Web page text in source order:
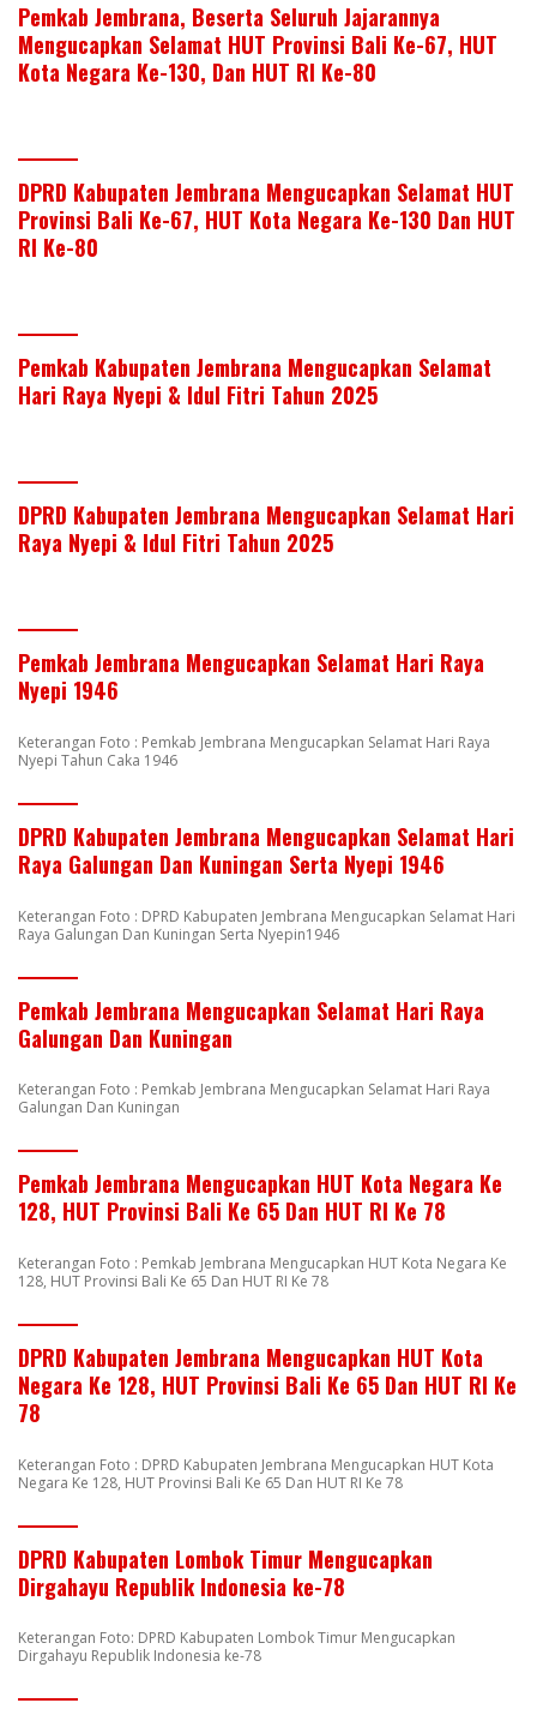
Pemkab Jembrana, Beserta Seluruh Jajarannya
Mengucapkan Selamat HUT Provinsi Bali Ke-67, HUT
Kota Negara Ke-130, Dan HUT RI Ke-80
DPRD Kabupaten Jembrana Mengucapkan Selamat HUT
Provinsi Bali Ke-67, HUT Kota Negara Ke-130 Dan HUT
RI Ke-80
Pemkab Kabupaten Jembrana Mengucapkan Selamat
Hari Raya Nyepi & Idul Fitri Tahun 2025
DPRD Kabupaten Jembrana Mengucapkan Selamat Hari
Raya Nyepi & Idul Fitri Tahun 2025
Pemkab Jembrana Mengucapkan Selamat Hari Raya
Nyepi 1946
Keterangan Foto : Pemkab Jembrana Mengucapkan Selamat Hari Raya
Nyepi Tahun Caka 1946
DPRD Kabupaten Jembrana Mengucapkan Selamat Hari
Raya Galungan Dan Kuningan Serta Nyepi 1946
Keterangan Foto : DPRD Kabupaten Jembrana Mengucapkan Selamat Hari
Raya Galungan Dan Kuningan Serta Nyepin1946
Pemkab Jembrana Mengucapkan Selamat Hari Raya
Galungan Dan Kuningan
Keterangan Foto : Pemkab Jembrana Mengucapkan Selamat Hari Raya
Galungan Dan Kuningan
Pemkab Jembrana Mengucapkan HUT Kota Negara Ke
128, HUT Provinsi Bali Ke 65 Dan HUT RI Ke 78
Keterangan Foto : Pemkab Jembrana Mengucapkan HUT Kota Negara Ke
128, HUT Provinsi Bali Ke 65 Dan HUT RI Ke 78
DPRD Kabupaten Jembrana Mengucapkan HUT Kota
Negara Ke 128, HUT Provinsi Bali Ke 65 Dan HUT RI Ke
78
Keterangan Foto : DPRD Kabupaten Jembrana Mengucapkan HUT Kota
Negara Ke 128, HUT Provinsi Bali Ke 65 Dan HUT RI Ke 78
DPRD Kabupaten Lombok Timur Mengucapkan
Dirgahayu Republik Indonesia ke-78
Keterangan Foto: DPRD Kabupaten Lombok Timur Mengucapkan
Dirgahayu Republik Indonesia ke-78